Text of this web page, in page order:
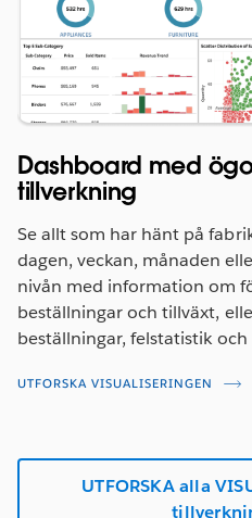
Dashboard med
tillverkning
Se allt som har hänt på
dagen, veckan, månaden
nivån med information om
beställningar och tillväxt,
beställningar, felstatistik
UTFORSKA VISUALISERINGEN
UTFORSKA alla